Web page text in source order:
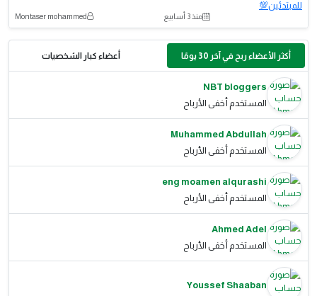
منذ 3 أسابيع Montaser mohammed
أكثر الأعضاء ربح في آخر 30 يومًا أعضاء كبار الشخصيات
NBT bloggers
المستخدم أخفى الأرباح
Muhammed Abdullah
المستخدم أخفى الأرباح
eng moamen alqurashi
المستخدم أخفى الأرباح
Ahmed Adel
المستخدم أخفى الأرباح
Youssef Shaaban